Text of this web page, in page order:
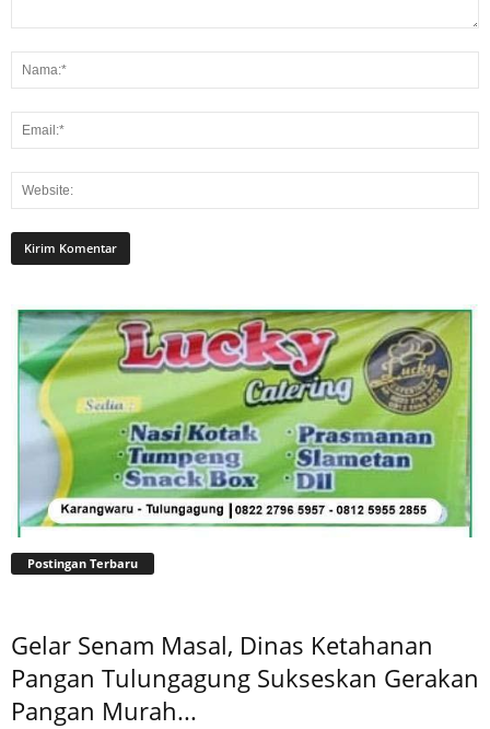
Postingan Terbaru
Gelar Senam Masal, Dinas Ketahanan
Pangan Tulungagung Sukseskan Gerakan
Pangan Murah...